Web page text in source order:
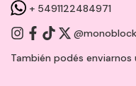
+ 5491122484971
@monoblock
También podés enviarnos